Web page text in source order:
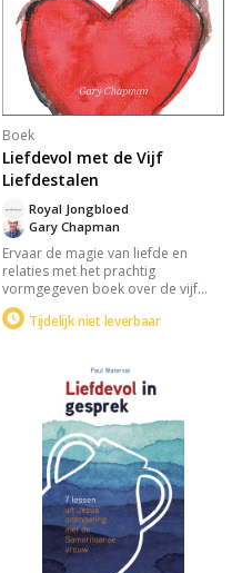
Boek
Liefdevol met de Vijf
Liefdestalen
Gary Chapman
Royal Jongbloed
Ervaar de magie van liefde en
relaties met het prachtig
vormgegeven boek over de vijf
talen van de liefde: positieve
woorden, tijd en aandacht,
huwelijkscadeau, biedt het
waardevolle inzichten om je
liefdestalen te begrijpen en te
spreken.
Tijdelijk niet leverbaar